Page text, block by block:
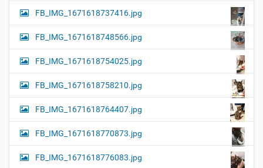
FB_IMG_1671618737416.jpg
FB_IMG_1671618748566.jpg
FB_IMG_1671618754025.jpg
FB_IMG_1671618758210.jpg
FB_IMG_1671618764407.jpg
FB_IMG_1671618770873.jpg
FB_IMG_1671618776083.jpg